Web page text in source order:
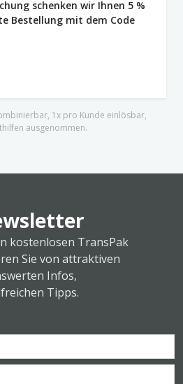
schenken wir Ihnen 5 %
Bestellung mit dem Code
1x pro Kunde einlösbar,
ausgenommen.
kostenlosen TransPak
Sie von attraktiven
Infos,
Tipps.